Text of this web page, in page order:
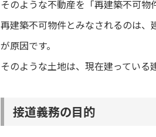
そのような不動産を「再建築不可物
再建築不可物件とみなされるのは
が原因です。
そのような土地は、現在建っている
接道義務の目的